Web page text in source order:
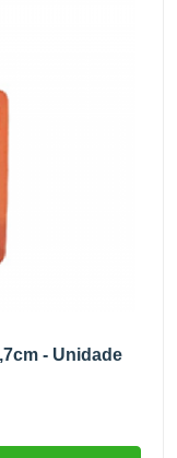
- Unidade